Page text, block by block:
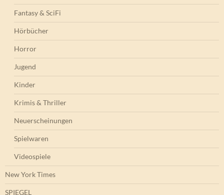
Fantasy & SciFi
Hörbücher
Horror
Jugend
Kinder
Krimis & Thriller
Neuerscheinungen
Spielwaren
Videospiele
New York Times
SPIEGEL